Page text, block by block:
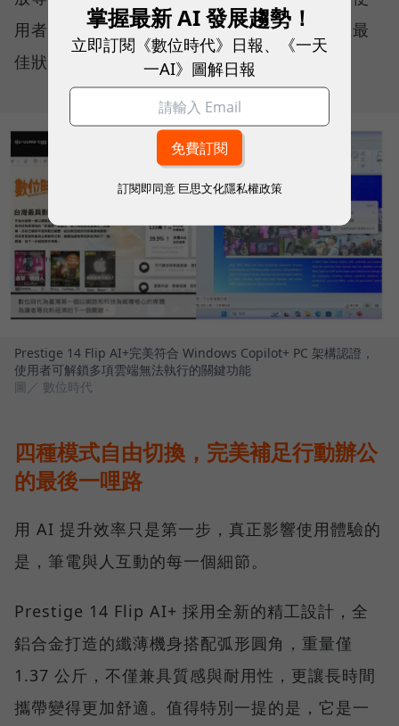
用者無需動手調整參數，系統便能持續維持在最
佳狀態。
Prestige 14 Flip AI+完美符合 Windows Copilot+ PC 架構認證，
使用者可解鎖多項雲端無法執行的關鍵功能
圖／ 數位時代
四種模式自由切換，完美補足行動辦公
的最後一哩路
用 AI 提升效率只是第一步，真正影響使用體驗的
是，筆電與人互動的每一個細節。
Prestige 14 Flip AI+ 採用全新的精工設計，全
鋁合金打造的纖薄機身搭配弧形圓角，重量僅
1.37 公斤，不僅兼具質感與耐用性，更讓長時間
攜帶變得更加舒適。值得特別一提的是，它是一
掌握最新 AI 發展趨勢！
立即訂閱《數位時代》日報、《一天
一AI》圖解日報
訂閱即同意 巨思文化隱私權政策